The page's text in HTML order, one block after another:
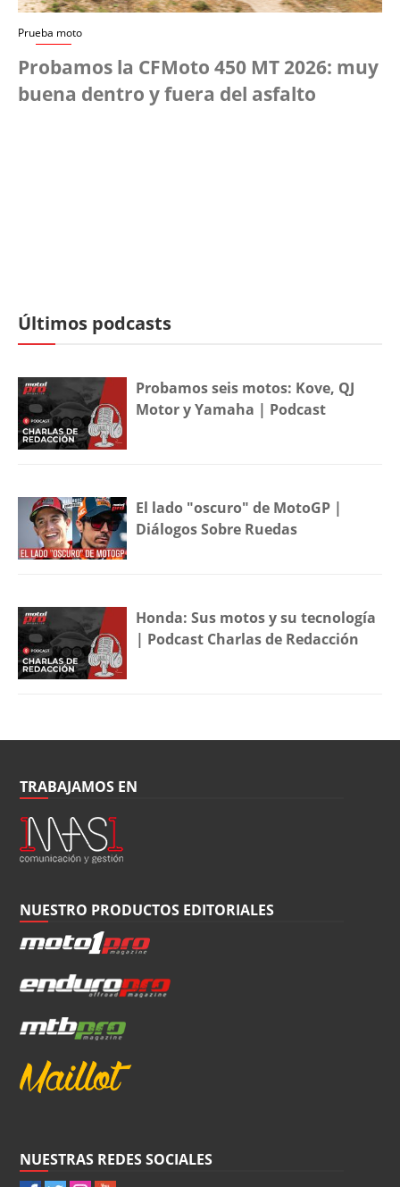
Prueba moto
Probamos la CFMoto 450 MT 2026: muy
buena dentro y fuera del asfalto
Últimos podcasts
Probamos seis motos: Kove, QJ
Motor y Yamaha | Podcast
El lado "oscuro" de MotoGP |
Diálogos Sobre Ruedas
Honda: Sus motos y su tecnología
| Podcast Charlas de Redacción
TRABAJAMOS EN
NUESTRO PRODUCTOS EDITORIALES
NUESTRAS REDES SOCIALES